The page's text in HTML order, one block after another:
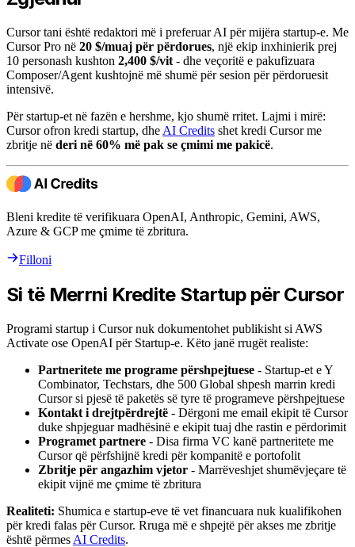
Cursor tani është redaktori më i preferuar AI për mijëra startup-e. Me
Cursor Pro në 20 $/muaj për përdorues, një ekip inxhinierik prej
10 personash kushton 2,400 $/vit - dhe veçoritë e pakufizuara
Composer/Agent kushtojnë më shumë për sesion për përdoruesit
intensivë.
Për startup-et në fazën e hershme, kjo shumë rritet. Lajmi i mirë:
Cursor ofron kredi startup, dhe AI Credits shet kredi Cursor me
zbritje në deri në 60% më pak se çmimi me pakicë.
Bleni kredite të verifikuara OpenAI, Anthropic, Gemini, AWS,
Azure & GCP me çmime të zbritura.
Filloni
Si të Merrni Kredite Startup për Cursor
Programi startup i Cursor nuk dokumentohet publikisht si AWS
Activate ose OpenAI për Startup-e. Këto janë rrugët realiste:
Partneritete me programe përshpejtuese - Startup-et e Y
Combinator, Techstars, dhe 500 Global shpesh marrin kredi
Cursor si pjesë të paketës së tyre të programeve përshpejtuese
Kontakt i drejtpërdrejtë - Dërgoni me email ekipit të Cursor
duke shpjeguar madhësinë e ekipit tuaj dhe rastin e përdorimit
Programet partnere - Disa firma VC kanë partneritete me
Cursor që përfshijnë kredi për kompanitë e portofolit
Zbritje për angazhim vjetor - Marrëveshjet shumëvjeçare të
ekipit vijnë me çmime të zbritura
Realiteti: Shumica e startup-eve të vet financuara nuk kualifikohen
për kredi falas për Cursor. Rruga më e shpejtë për akses me zbritje
është përmes AI Credits.